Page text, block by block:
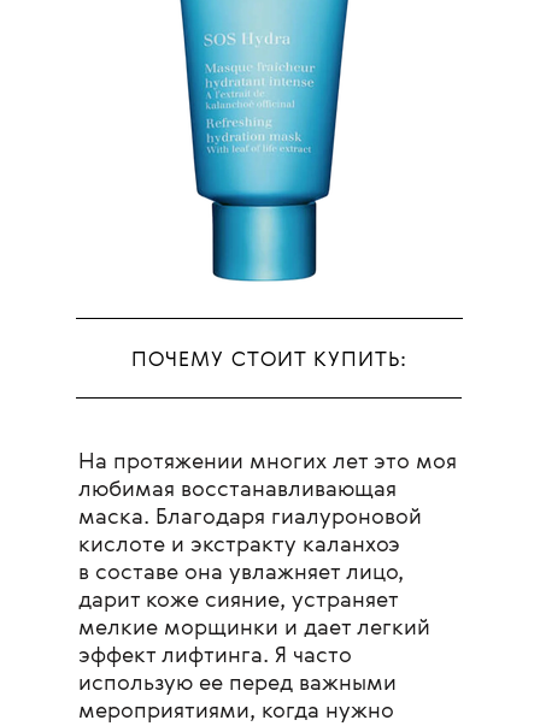
ПОЧЕМУ СТОИТ КУПИТЬ:
На протяжении многих лет это моя
любимая восстанавливающая
маска. Благодаря гиалуроновой
кислоте и экстракту каланхоэ
в составе она увлажняет лицо,
дарит коже сияние, устраняет
мелкие морщинки и дает легкий
эффект лифтинга. Я часто
использую ее перед важными
мероприятиями, когда нужно